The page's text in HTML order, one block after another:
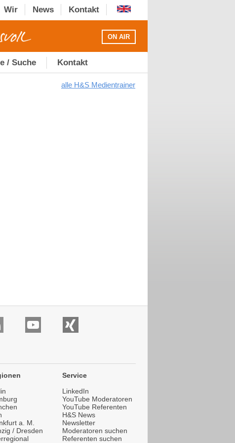
Wir News Kontakt
ON AIR
/ Suche Kontakt
alle H&S Medientrainer
a. M.
/ Dresden
Service
LinkedIn
YouTube Moderatoren
YouTube Referenten
H&S News
Newsletter
Moderatoren suchen
Referenten suchen